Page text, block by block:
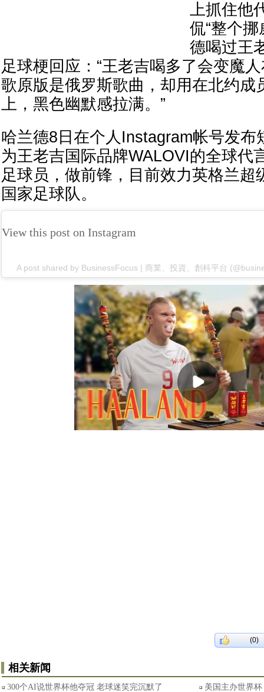
上抓住他
侃“整个
德喝过王
足球梗回应：“王老吉喝多了会变魔人
歌原版是俄罗斯歌曲，却用在北约成
上，黑色幽默感拉满。”
哈兰德8日在个人Instagram帐号发布
为王老吉国际品牌WALOVI的全球代
足球员，做前锋，目前效力英格兰超
国家足球队。
View this post on Instagram
A post shared by BusinessFocus | 商業、投資、創科平台
(0)
相关新闻
300个AI说世界杯他夺冠 老球迷笑完沉默了
美国主办世界